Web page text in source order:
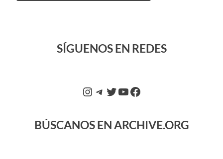
SÍGUENOS EN REDES
BÚSCANOS EN ARCHIVE.ORG